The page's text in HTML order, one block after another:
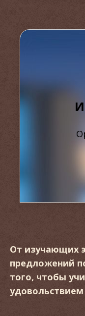
От изучающих
предложений
того, чтобы